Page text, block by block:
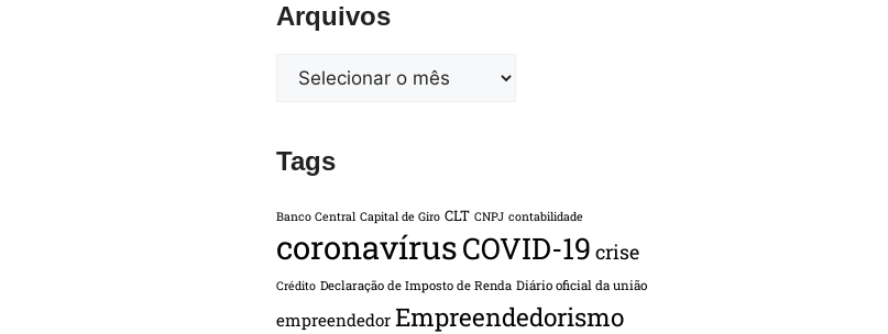
Arquivos
Tags
Banco Central Capital de Giro CLT CNPJ contabilidade
coronavírusCOVID-19 crise
Crédito Declaração de Imposto de Renda Diário oficial da união
empreendedor Empreendedorismo